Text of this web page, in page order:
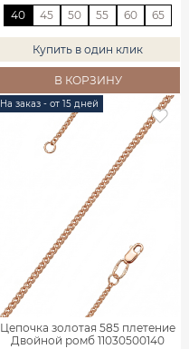
40
45 50 55 60 65
Купить в один клик
В КОРЗИНУ
На заказ - от 15 дней
Цепочка золотая 585 плетение
Двойной ромб 11030500140